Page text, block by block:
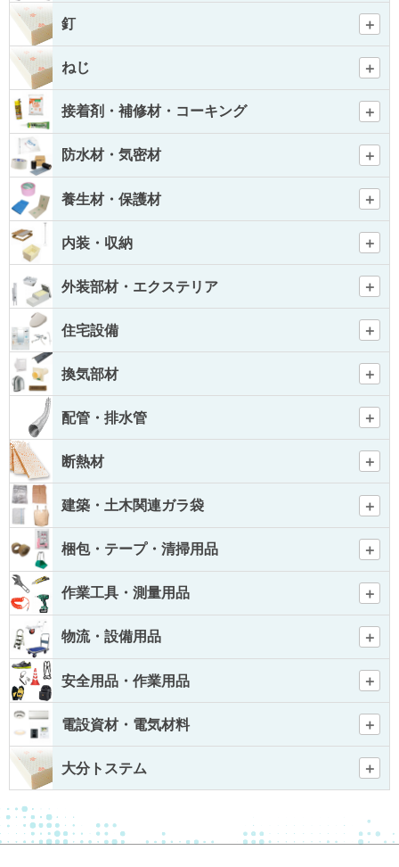
釘
ねじ
接着剤・補修材・コーキング
防水材・気密材
養生材・保護材
内装・収納
外装部材・エクステリア
住宅設備
換気部材
配管・排水管
断熱材
建築・土木関連ガラ袋
梱包・テープ・清掃用品
作業工具・測量用品
物流・設備用品
安全用品・作業用品
電設資材・電気材料
大分トステム